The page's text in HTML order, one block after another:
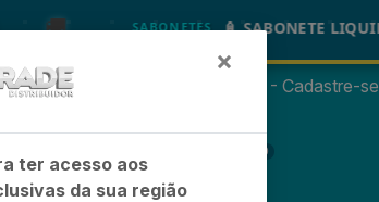
SABONETES 🧴 SABONETE LIQUIDO GRANADO
- Entrar Não é cliente? - Cadastre-se
0
×
ter acesso aos
da sua região